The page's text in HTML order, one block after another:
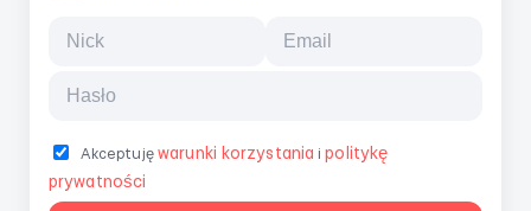
Akceptujęwarunki korzystania i politykę
prywatności